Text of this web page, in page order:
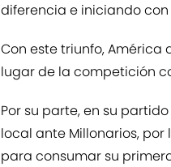
diferencia e iniciando
Con este triunfo, América
lugar de la competición
Por su parte, en su
local ante Millonarios,
para consumar su